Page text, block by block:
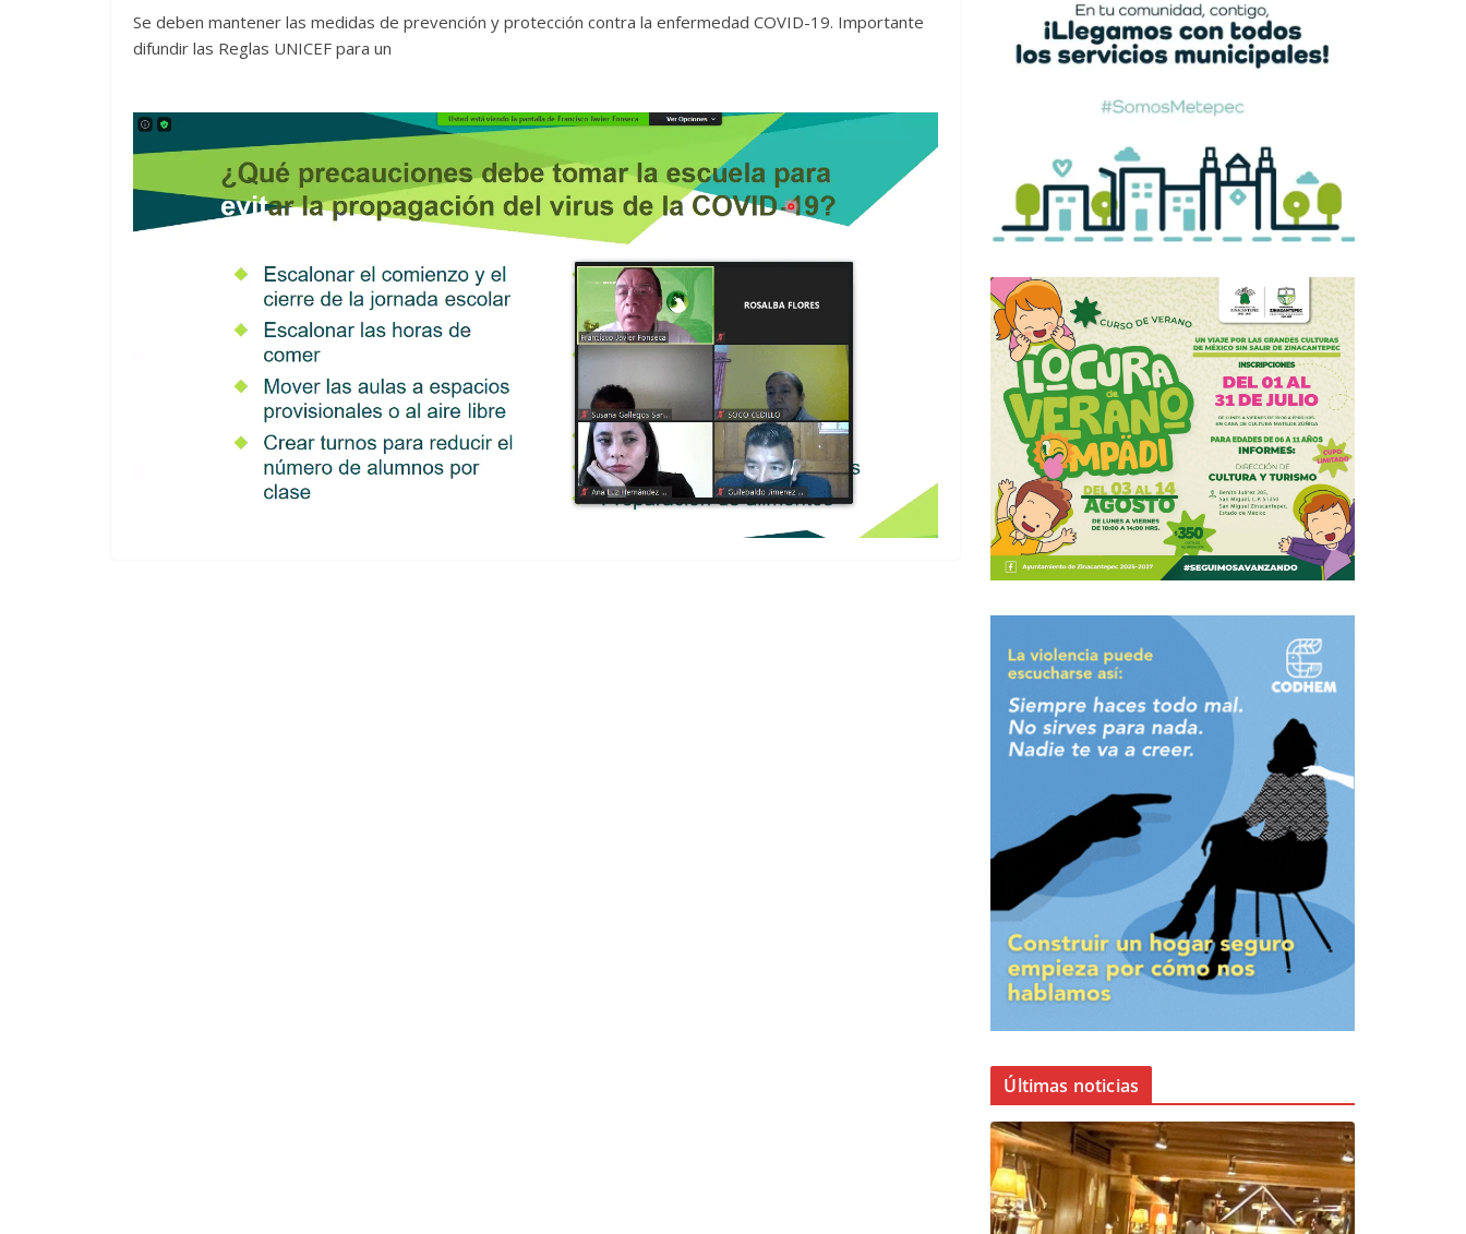
Se deben mantener las medidas de prevención y protección contra la enfermedad COVID-19. Importante
difundir las Reglas UNICEF para un
Últimas noticias